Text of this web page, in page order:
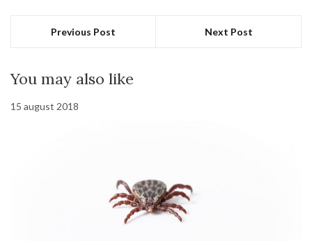
Previous Post Next Post
You may also like
15 august 2018